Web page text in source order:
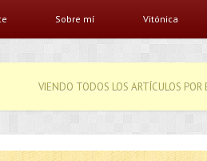
Sobre mí Vitónica
VIENDO TODOS LOS ARTÍCULOS